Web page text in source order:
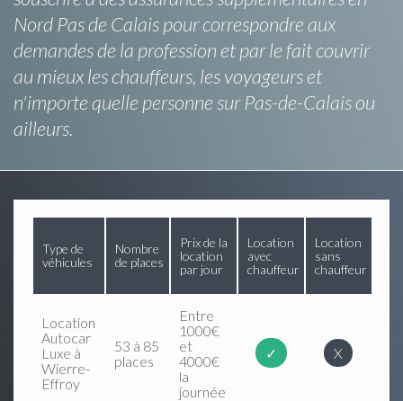
Nord Pas de Calais pour correspondre aux
demandes de la profession et par le fait couvrir
au mieux les chauffeurs, les voyageurs et
n'importe quelle personne sur Pas-de-Calais ou
ailleurs.
Type de
véhicules
Nombre
de places
Prix de la
location
par jour
Location
avec
chauffeur
Location
sans
chauffeur
Location
Autocar
Luxe à
Wierre-
Effroy
53 à 85
places
Entre
1000€
et
4000€
la
journée
✓ X